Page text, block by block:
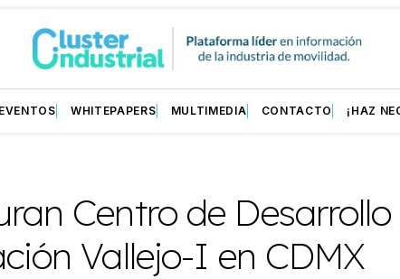
EVENTOS WHITEPAPERS MULTIMEDIA CONTACTO ¡HAZ
Centro de Desarrollo
Vallejo-I en CDMX